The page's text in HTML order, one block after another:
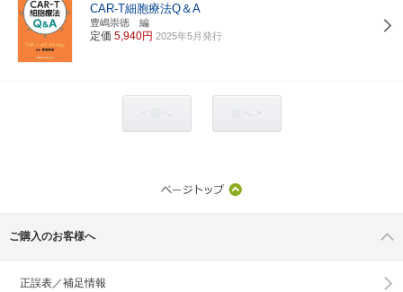
CAR-T細胞療法Q＆A
豊嶋崇徳 編
定価 5,940円 2025年5月発行
ご購入のお客様へ
正誤表／補足情報